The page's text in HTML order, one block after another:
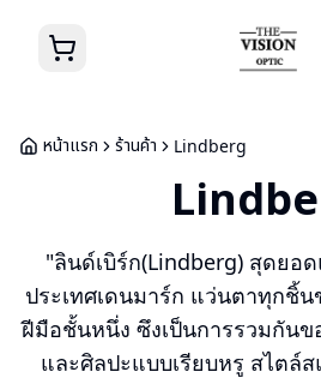
หน้าแรก ร้านค้า Lindberg
"ลินด์เบิร์ก(Lindberg) สุดยอ
ประเทศเดนมาร์ก แว่นตาทุกชิ้น
ฝีมือชั้นหนึ่ง ซึงเป็นการรวมกันข
และศิลปะแบบเรียบหรู สไตล์ส